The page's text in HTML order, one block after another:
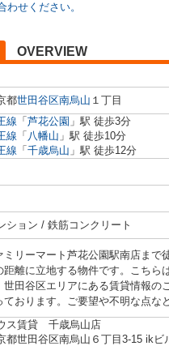
せください。
OVERVIEW
都世田谷区南烏山 １丁目
線 「 芦花公園 」駅 徒歩3分
線 「 八幡山 」駅 徒歩10分
線 「 千歳烏山 」駅 徒歩12分
ション / 鉄筋コンクリート
ミリーマート芦花公園駅南店まで
距離に立地する物件です。こちら
世田谷区エリアにある賃貸情報の
ております。ご要望や不明な点な
ス賃貸 千歳烏山店
都世田谷区南烏山６丁目3-15 ikビ